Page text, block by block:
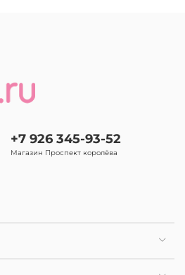
+7 926 345-93-52
Магазин Проспект королёва